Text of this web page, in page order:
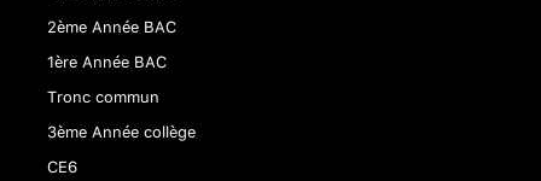
2ème Année BAC
1ère Année BAC
Tronc commun
3ème Année collège
CE6